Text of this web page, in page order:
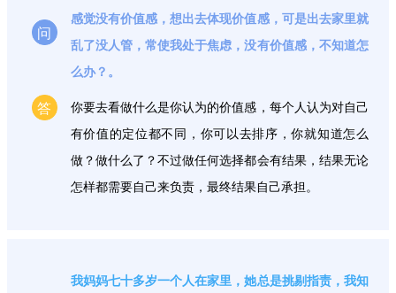
问
感觉没有价值感，想出去体现价值感，可是出去家里就
乱了没人管，常使我处于焦虑，没有价值感，不知道怎
么办？。
答
你要去看做什么是你认为的价值感，每个人认为对自己
有价值的定位都不同，你可以去排序，你就知道怎么
做？做什么了？不过做任何选择都会有结果，结果无论
怎样都需要自己来负责，最终结果自己承担。
我妈妈七十多岁一个人在家里，她总是挑剔指责，我知